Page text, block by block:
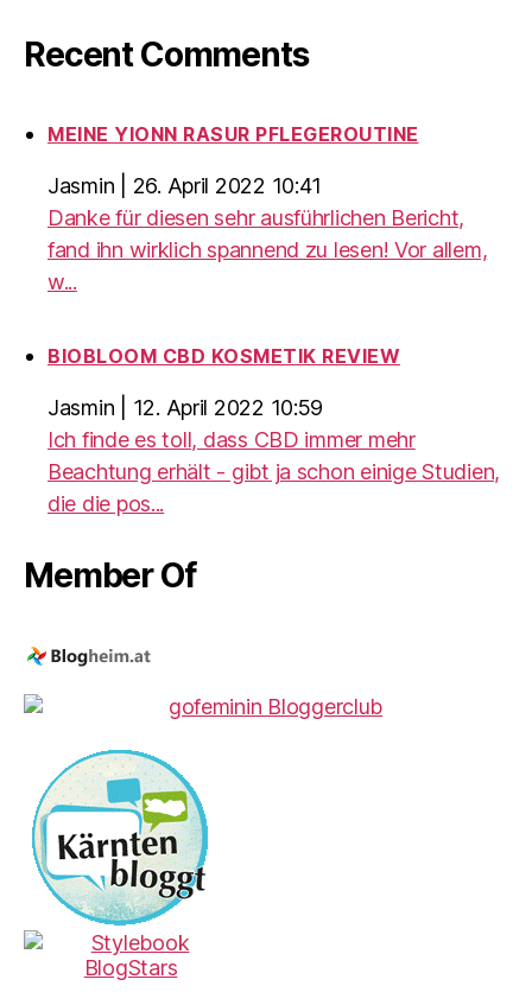
Recent Comments
MEINE YIONN RASUR PFLEGEROUTINE
Jasmin
26. April 2022 10:41
Danke für diesen sehr ausführlichen Bericht,
fand ihn wirklich spannend zu lesen! Vor allem,
w...
BIOBLOOM CBD KOSMETIK REVIEW
Jasmin
12. April 2022 10:59
Ich finde es toll, dass CBD immer mehr
Beachtung erhält - gibt ja schon einige Studien,
die die pos...
Member Of